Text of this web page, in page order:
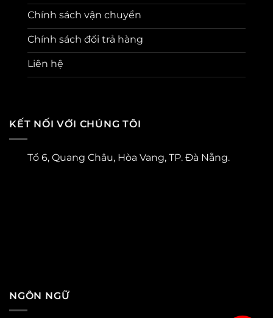
Chính sách vận chuyển
Chính sách đổi trả hàng
Liên hệ
KẾT NỐI VỚI CHÚNG TÔI
Tổ 6, Quang Châu, Hòa Vang, TP. Đà Nẵng.
NGÔN NGỮ